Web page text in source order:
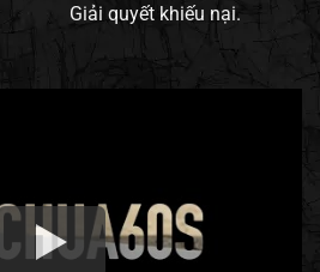
Giải quyết khiếu nại.